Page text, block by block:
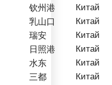
钦州港
Китай
乳山口
Китай
瑞安
Китай
日照港
Китай
水东
Китай
三都
Китай